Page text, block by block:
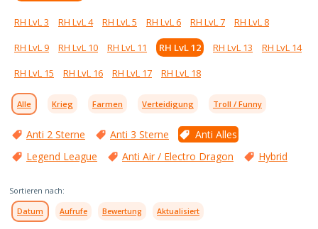
RH LvL 3 RH LvL 4 RH LvL 5 RH LvL 6 RH LvL 7
RH LvL 8
RH LvL 9
RH LvL 10 RH LvL 11 RH LvL 12 RH LvL 13
RH LvL 14
RH LvL 15
RH LvL 16 RH LvL 17 RH LvL 18
Alle Krieg Farmen Verteidigung Troll / Funny
Anti 2 Sterne Anti 3 Sterne
Anti Alles
Legend League
Anti Air / Electro Dragon Hybrid
Sortieren nach:
Datum Aufrufe Bewertung Aktualisiert